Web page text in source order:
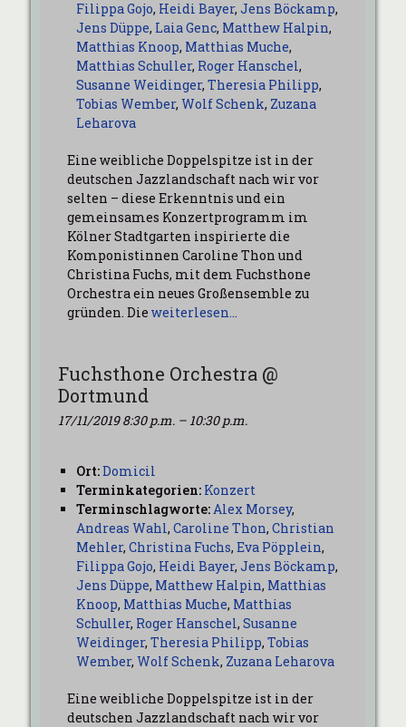
Filippa Gojo, Heidi Bayer, Jens Böckamp,
Jens Düppe, Laia Genc, Matthew Halpin,
Matthias Knoop, Matthias Muche,
Matthias Schuller, Roger Hanschel,
Susanne Weidinger, Theresia Philipp,
Tobias Wember, Wolf Schenk, Zuzana
Leharova
Eine weibliche Doppelspitze ist in der
deutschen Jazzlandschaft nach wir vor
selten – diese Erkenntnis und ein
gemeinsames Konzertprogramm im
Kölner Stadtgarten inspirierte die
Komponistinnen Caroline Thon und
Christina Fuchs, mit dem Fuchsthone
Orchestra ein neues Großensemble zu
gründen. Die weiterlesen…
Fuchsthone Orchestra @
Dortmund
17/11/2019 8:30 p.m. – 10:30 p.m.
Ort:Domicil
Terminkategorien: Konzert
Terminschlagworte:Alex Morsey,
Andreas Wahl, Caroline Thon, Christian
Mehler, Christina Fuchs, Eva Pöpplein,
Filippa Gojo, Heidi Bayer, Jens Böckamp,
Jens Düppe, Matthew Halpin, Matthias
Knoop, Matthias Muche, Matthias
Schuller, Roger Hanschel, Susanne
Weidinger, Theresia Philipp, Tobias
Wember, Wolf Schenk, Zuzana Leharova
Eine weibliche Doppelspitze ist in der
deutschen Jazzlandschaft nach wir vor